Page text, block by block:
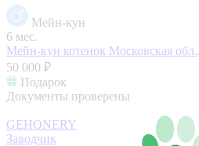
Мейн-кун
6 мес.
Мейн-кун котенок Московская
50 000 ₽
Подарок
Документы проверены
GEHONERY
Заводчик